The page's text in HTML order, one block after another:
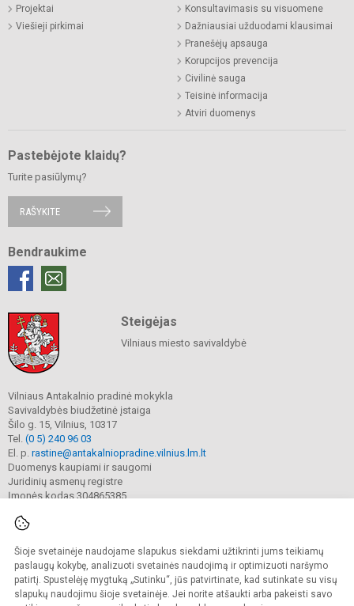
Šioje svetainėje naudojame slapukus siekdami užtikrinti jums teikiamų
paslaugų kokybę, analizuoti svetainės naudojimą ir optimizuoti naršymo
patirtį. Spustelėję mygtuką „Sutinku“, jūs patvirtinate, kad sutinkate su visų
slapukų naudojimu šioje svetainėje. Jei norite atšaukti arba pakeisti savo
Projektai
Viešieji pirkimai
Konsultavimasis su visuomene
Dažniausiai užduodami klausimai
Pranešėjų apsauga
Korupcijos prevencija
Civilinė sauga
Teisinė informacija
Atviri duomenys
Pastebėjote klaidų?
Turite pasiūlymų?
RAŠYKITE
Bendraukime
Steigėjas
Vilniaus miesto savivaldybė
Vilniaus Antakalnio pradinė mokykla
Savivaldybės biudžetinė įstaiga
Šilo g. 15, Vilnius, 10317
Tel. (0 5) 240 96 03
El. p. rastine@antakalniopradine.vilnius.lm.lt
Duomenys kaupiami ir saugomi
Juridinių asmenų registre
Įmonės kodas 304865385
© 2023. Vilniaus Antakalnio pradinė mokykla. Visos teisės saugomos.
Kopijuoti turinį be raštiško gimnazijos sutikimo griežtai draudžiama.
Prieinamumo paraiška Slapukų valdymas